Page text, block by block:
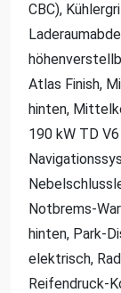
CBC),
Atlas Finish,
hinten,
190 kW TD
Notbrems-
hinten, Park-
elektrisch,
Reifendruck-